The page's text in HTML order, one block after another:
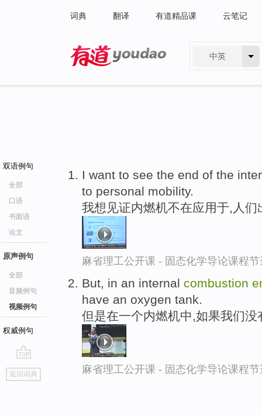
词典 翻译 有道精品课 云笔记
中英
双语例句
全部
口语
书面语
论文
原声例句
全部
音频例句
视频例句
权威例句
go
top
返回词典
I want to see the end of the
to personal mobility.
我想见证内燃机不在应用于,人们
麻省理工公开课 - 固态化学导论课程节
But, in an internal combustion
have an oxygen tank.
但是在一个内燃机中,如果我们
麻省理工公开课 - 固态化学导论课程节